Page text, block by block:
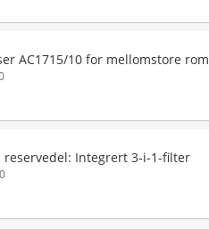
AC1715/10 for mellomstore rom
reservedel: Integrert 3-i-1-filter